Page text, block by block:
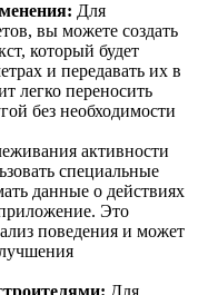
Для
вы можете создать
который будет
и передавать их в
легко переносить
без необходимости
активности
специальные
данные о действиях
Это
поведения и может